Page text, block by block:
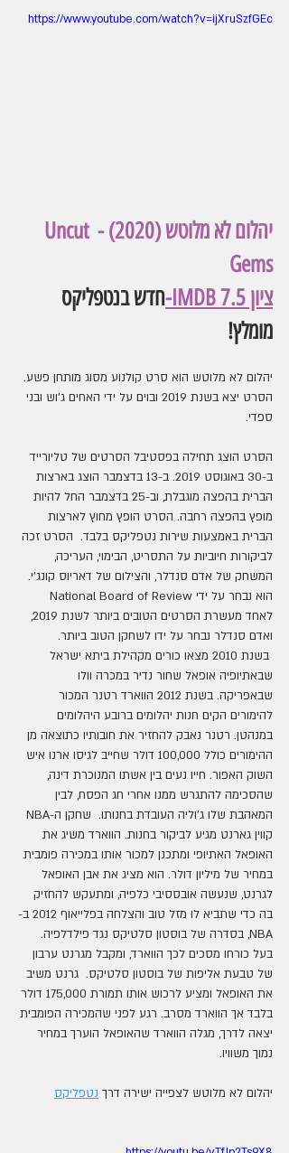
https://www.youtube.com/watch?v=ijXruSzfGEc
יהלום לא מלוטש (2020) - Uncut
Gems
ציון IMDB 7.5
-חדש בנטפליקס
מומלץ!
יהלום לא מלוטש הוא סרט קולנוע מסוג מותחן פשע.
הסרט יצא בשנת 2019 ובוים על ידי האחים ג'וש ובני
ספדי.
הסרט הוצג תחילה בפסטיבל הסרטים של טליורייד
ב-30 באוגוסט 2019. ב-13 בדצמבר הוצג בארצות
הברית בהפצה מוגבלת, וב-25 בדצמבר החל להיות
מופץ בהפצה רחבה. הסרט הופץ מחוץ לארצות
הברית באמצעות שירות נטפליקס בלבד.  הסרט זכה
לביקורות חיוביות על התסריט, הבימוי, העריכה,
המשחק של אדם סנדלר, והצילום של דאריוס קונג'י.
לאחד מעשרת הסרטים הטובים ביותר לשנת 2019,
ואדם סנדלר נבחר על ידו לשחקן הטוב ביותר.
בשנת 2010 מצאו כורים מקהילת ביתא ישראל
שבאתיופיה אופאל שחור נדיר במכרה וולו
שבאפריקה. בשנת 2012 הווארד רטנר המכור
להימורים הקים חנות יהלומים ברובע היהלומים
במנהטן. רטנר נאבק להחזיר את חובותיו כתוצאה מן
ההימורים כולל 100,000 דולר שחייב לגיסו ארנו איש
השוק האפור. חייו נעים בין אשתו המנוכרת דינה,
שהסכימה להתגרש ממנו אחרי חג הפסח, לבין
קווין גארנט מגיע לביקור בחנות. הווארד משיג את
האופאל האתיופי ומתכנן למכור אותו במכירה פומבית
במחיר של מיליון דולר. הוא מציג את אבן האופאל
לגרנט, שנעשה אובססיבי כלפיה, ומתעקש להחזיק
בה כדי שתביא לו מזל טוב והצלחה בפלייאוף 2012 ב-
NBA, בסדרה של בוסטון סלטיקס נגד פילדלפיה.
בעל כורחו מסכים לכך הווארד, ומקבל מגרנט ערבון
של טבעת אליפות של בוסטון סלטיקס.  גרנט משיב
את האופאל ומציע לרכוש אותו תמורת 175,000 דולר
בלבד אך הווארד מסרב. רגע לפני שהמכירה הפומבית
יצאה לדרך, מגלה הווארד שהאופאל הוערך במחיר
נמוך משוויו.
יהלום לא מלוטש לצפייה ישירה דרך נטפליקס